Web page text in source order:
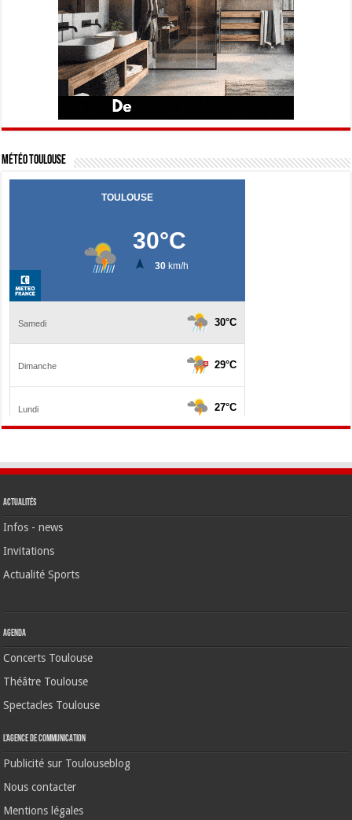
Météo Toulouse
Actualités
Infos - news
Invitations
Actualité Sports
Agenda
Concerts Toulouse
Théâtre Toulouse
Spectacles Toulouse
L’agence de communication
Publicité sur Toulouseblog
Nous contacter
Mentions légales